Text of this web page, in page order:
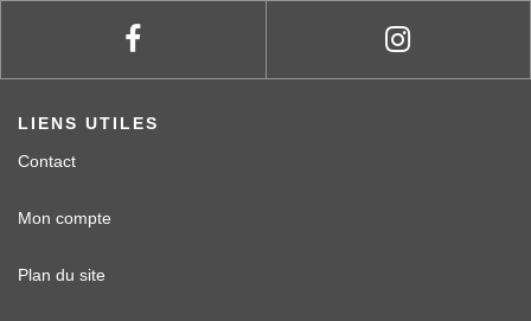
LIENS UTILES
Contact
Mon compte
Plan du site